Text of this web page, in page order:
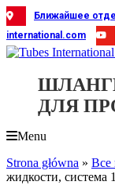
Skip
to
content
Ближайшее
international.com
ДЛЯ
Menu
Strona główna » Все
жидкости, система